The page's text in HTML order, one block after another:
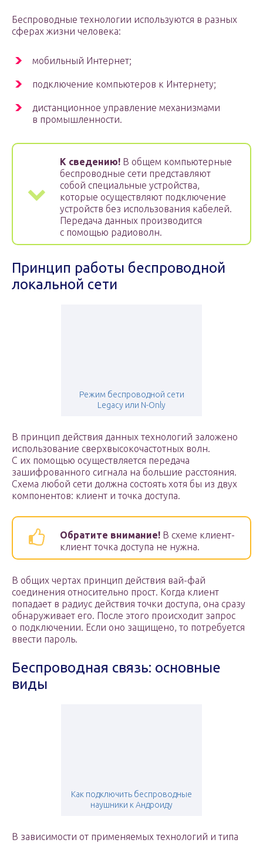
Беспроводные технологии используются в разных
сферах жизни человека:
мобильный Интернет;
подключение компьютеров к Интернету;
дистанционное управление механизмами
в промышленности.
К сведению! В общем компьютерные
беспроводные сети представляют
собой специальные устройства,
которые осуществляют подключение
устройств без использования кабелей.
Передача данных производится
с помощью радиоволн.
Принцип работы беспроводной
локальной сети
Режим беспроводной сети
Legacy или N-Only
В принцип действия данных технологий заложено
использование сверхвысокочастотных волн.
С их помощью осуществляется передача
зашифрованного сигнала на большие расстояния.
Схема любой сети должна состоять хотя бы из двух
компонентов: клиент и точка доступа.
Обратите внимание! В схеме клиент-
клиент точка доступа не нужна.
В общих чертах принцип действия вай-фай
соединения относительно прост. Когда клиент
попадает в радиус действия точки доступа, она сразу
обнаруживает его. После этого происходит запрос
о подключении. Если оно защищено, то потребуется
ввести пароль.
Беспроводная связь: основные
виды
Как подключить беспроводные
наушники к Андроиду
В зависимости от применяемых технологий и типа